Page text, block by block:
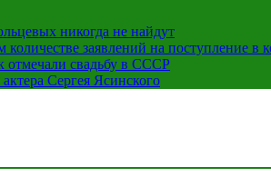
никогда не найдут
заявлений на поступление в
отмечали свадьбу в СССР
Сергея Ясинского